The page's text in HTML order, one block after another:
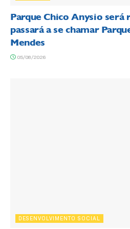
Parque Chico Anysio será
passará a se chamar
Mendes
05/08/2026
DESENVOLVIMENTO SOCIAL